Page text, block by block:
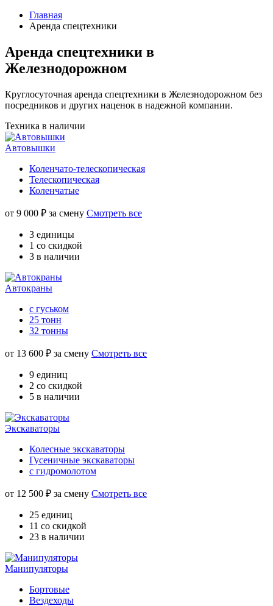
Главная
Аренда спецтехники
Аренда спецтехники в
Железнодорожном
Круглосуточная аренда спецтехники в Железнодорожном без
посредников и других наценок в надежной компании.
Техника в наличии
Автовышки
Коленчато-телескопическая
Телескопическая
Коленчатые
от 9 000 ₽ за смену Смотреть все
3 единицы
1 со скидкой
3 в наличии
Автокраны
с гуськом
25 тонн
32 тонны
от 13 600 ₽ за смену Смотреть все
9 единиц
2 со скидкой
5 в наличии
Экскаваторы
Колесные экскаваторы
Гусеничные экскаваторы
с гидромолотом
от 12 500 ₽ за смену Смотреть все
25 единиц
11 со скидкой
23 в наличии
Манипуляторы
Бортовые
Вездеходы